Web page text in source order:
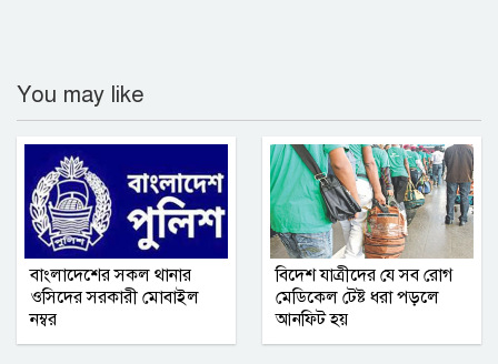
You may like
বাংলাদেশের সকল থানার
ওসিদের সরকারী মোবাইল
নম্বর
বিদেশ যাত্রীদের যে সব রোগ
মেডিকেল টেষ্ট ধরা পড়লে
আনফিট হয়